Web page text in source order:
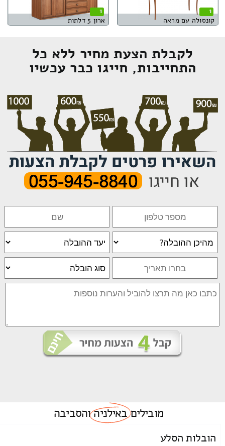
1
קונסולה עם מראה
1
ארון 5 דלתות
לקבלת הצעת מחיר ללא כל
התחייבות, חייגו כבר עכשיו
מוביליםבאילניהוהסביבה
הובלות הסלע